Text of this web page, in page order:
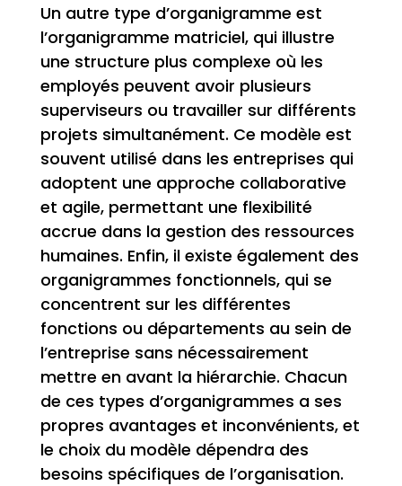
Un autre type d’organigramme est
l’organigramme matriciel, qui illustre
une structure plus complexe où les
employés peuvent avoir plusieurs
superviseurs ou travailler sur différents
projets simultanément. Ce modèle est
souvent utilisé dans les entreprises qui
adoptent une approche collaborative
et agile, permettant une flexibilité
accrue dans la gestion des ressources
humaines. Enfin, il existe également des
organigrammes fonctionnels, qui se
concentrent sur les différentes
fonctions ou départements au sein de
l’entreprise sans nécessairement
mettre en avant la hiérarchie. Chacun
de ces types d’organigrammes a ses
propres avantages et inconvénients, et
le choix du modèle dépendra des
besoins spécifiques de l’organisation.